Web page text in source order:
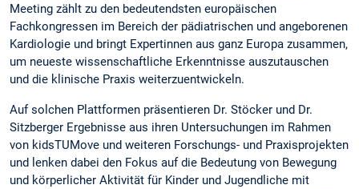
Meeting zählt zu den bedeutendsten europäischen
Fachkongressen im Bereich der pädiatrischen und angeborenen
Kardiologie und bringt Expertinnen aus ganz Europa zusammen,
um neueste wissenschaftliche Erkenntnisse auszutauschen
und die klinische Praxis weiterzuentwickeln.
Auf solchen Plattformen präsentieren Dr. Stöcker und Dr.
Sitzberger Ergebnisse aus ihren Untersuchungen im Rahmen
von kidsTUMove und weiteren Forschungs- und Praxisprojekten
und lenken dabei den Fokus auf die Bedeutung von Bewegung
und körperlicher Aktivität für Kinder und Jugendliche mit